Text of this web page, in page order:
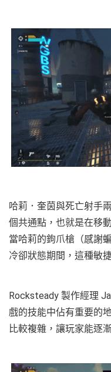
哈莉．奎茵與死亡射手
個共通點，也就是在移
當哈莉的鉤爪槍（感謝
冷卻狀態期間，這種敏
Rocksteady 製作經理
戲的技能中佔有重要的
比較複雜，讓玩家能逐